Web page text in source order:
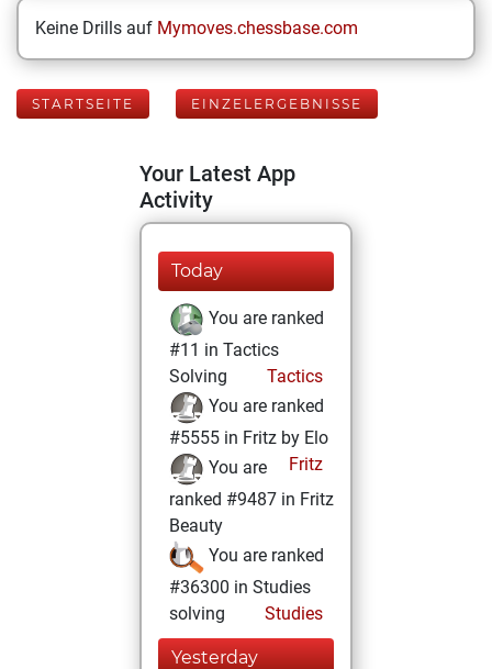
Keine Drills auf Mymoves.chessbase.com
STARTSEITE EINZELERGEBNISSE
Your Latest App
Activity
Today
You are ranked
#11 in Tactics
Solving
Tactics
You are ranked
#5555 in Fritz by Elo
Fritz
You are
ranked #9487 in Fritz
Beauty
You are ranked
#36300 in Studies
solving
Studies
Yesterday